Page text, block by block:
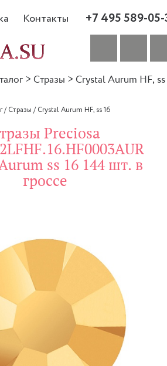
Контакты +7 495 589-
> Стразы > Crystal Aurum HF, ss
/Стразы /Crystal Aurum HF, ss 16
Preciosa
ss 16 144 шт. в
гроссе